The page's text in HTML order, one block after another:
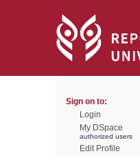
Sign on to:
Login
My DSpace
authorized users
Edit Profile